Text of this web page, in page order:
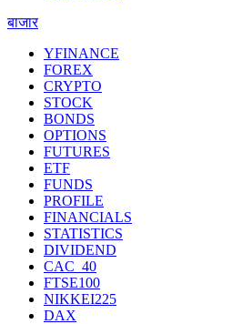
बाजार
YFINANCE
FOREX
CRYPTO
STOCK
BONDS
OPTIONS
FUTURES
ETF
FUNDS
PROFILE
FINANCIALS
STATISTICS
DIVIDEND
CAC_40
FTSE100
NIKKEI225
DAX